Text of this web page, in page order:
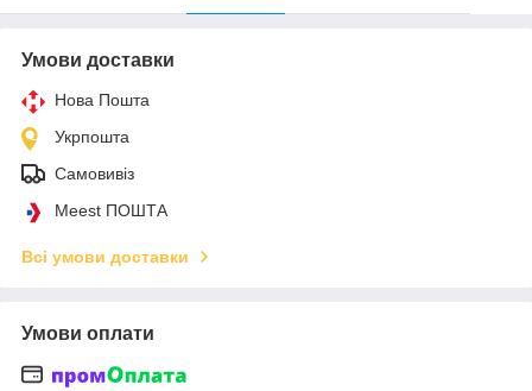
Умови доставки
Нова Пошта
Укрпошта
Самовивіз
Meest ПОШТА
Всі умови доставки
Умови оплати